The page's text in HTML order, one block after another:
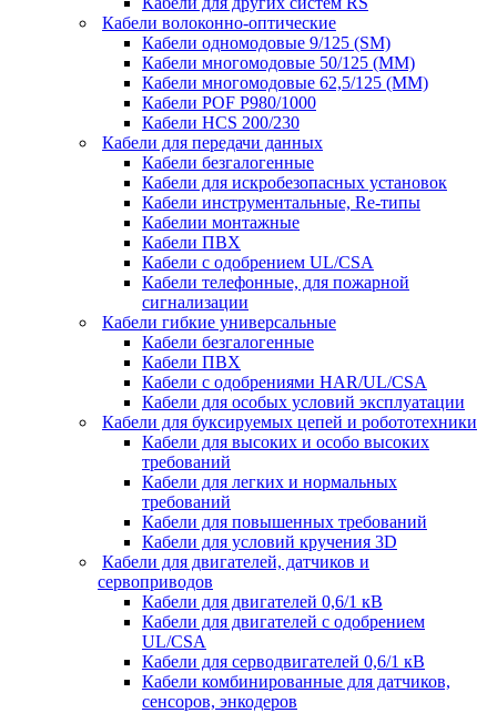
Кабели волоконно-оптические
Кабели одномодовые 9/125 (SM)
Кабели многомодовые 50/125 (ММ)
Кабели многомодовые 62,5/125 (ММ)
Кабели POF P980/1000
Кабели HCS 200/230
Кабели для передачи данных
Кабели безгалогенные
Кабели для искробезопасных установок
Кабели инструментальные, Re-типы
Кабелии монтажные
Кабели ПВХ
Кабели с одобрением UL/CSA
Кабели телефонные, для пожарной
сигнализации
Кабели гибкие универсальные
Кабели безгалогенные
Кабели ПВХ
Кабели с одобрениями HAR/UL/CSA
Кабели для особых условий эксплуатации
Кабели для буксируемых цепей и робототехники
Кабели для высоких и особо высоких
требований
Кабели для легких и нормальных
требований
Кабели для повышенных требований
Кабели для условий кручения 3D
Кабели для двигателей, датчиков и
сервоприводов
Кабели для двигателей 0,6/1 кВ
Кабели для двигателей с одобрением
UL/CSA
Кабели для серводвигателей 0,6/1 кВ
Кабели комбинированные для датчиков,
cенсоров, энкодеров